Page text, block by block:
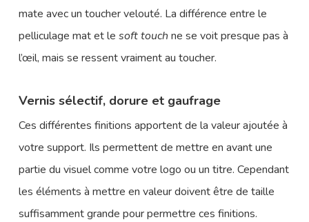
mate avec un toucher velouté. La différence entre le
pelliculage mat et le soft touch ne se voit presque pas à
l’œil, mais se ressent vraiment au toucher.
Vernis sélectif, dorure et gaufrage
Ces différentes finitions apportent de la valeur ajoutée à
votre support. Ils permettent de mettre en avant une
partie du visuel comme votre logo ou un titre. Cependant
les éléments à mettre en valeur doivent être de taille
suffisamment grande pour permettre ces finitions.